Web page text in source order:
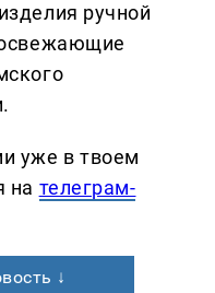
ручной
уже в твоем
на телеграм-
↓